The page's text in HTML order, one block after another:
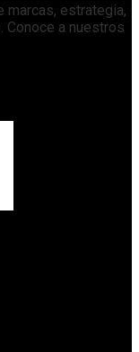
marcas, estrategia,
Conoce a nuestros